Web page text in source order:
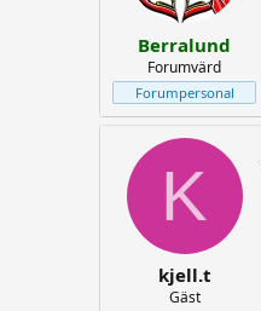
Berralund
Forumvärd
Forumpersonal
K
kjell.t
Gäst